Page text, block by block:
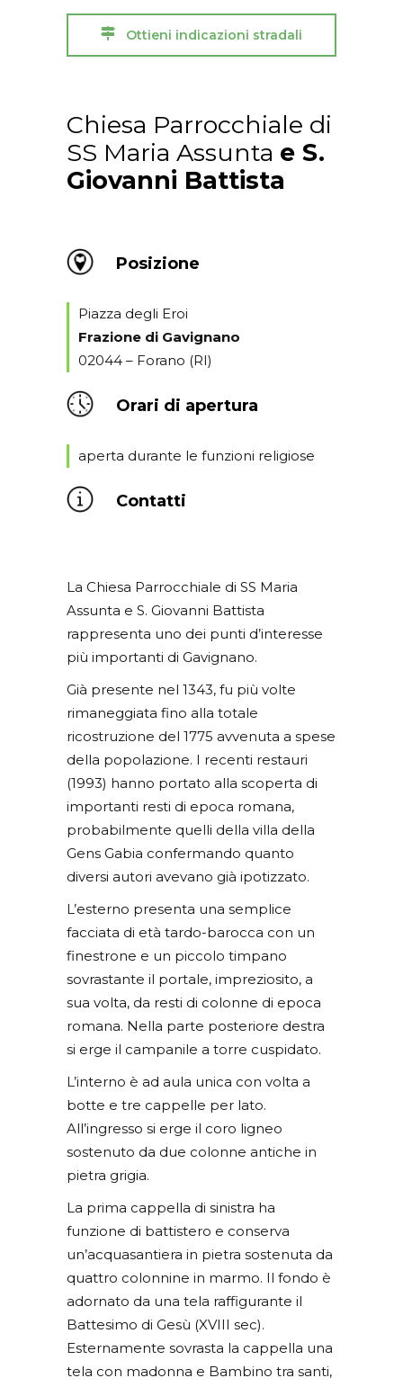
Ottieni indicazioni stradali
Chiesa Parrocchiale di
SS Maria Assunta e S.
Giovanni Battista
Posizione
Piazza degli Eroi
Frazione di Gavignano
02044 – Forano (RI)
Orari di apertura
aperta durante le funzioni religiose
Contatti
La Chiesa Parrocchiale di SS Maria
Assunta e S. Giovanni Battista
rappresenta uno dei punti d’interesse
più importanti di Gavignano.
Già presente nel 1343, fu più volte
rimaneggiata fino alla totale
ricostruzione del 1775 avvenuta a spese
della popolazione. I recenti restauri
(1993) hanno portato alla scoperta di
importanti resti di epoca romana,
probabilmente quelli della villa della
Gens Gabia confermando quanto
diversi autori avevano già ipotizzato.
L’esterno presenta una semplice
facciata di età tardo-barocca con un
finestrone e un piccolo timpano
sovrastante il portale, impreziosito, a
sua volta, da resti di colonne di epoca
romana. Nella parte posteriore destra
si erge il campanile a torre cuspidato.
L’interno è ad aula unica con volta a
botte e tre cappelle per lato.
All’ingresso si erge il coro ligneo
sostenuto da due colonne antiche in
pietra grigia.
La prima cappella di sinistra ha
funzione di battistero e conserva
un’acquasantiera in pietra sostenuta da
quattro colonnine in marmo. Il fondo è
adornato da una tela raffigurante il
Battesimo di Gesù (XVIII sec).
Esternamente sovrasta la cappella una
tela con madonna e Bambino tra santi,